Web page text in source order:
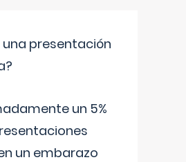
una presentación
un 5%
un embarazo